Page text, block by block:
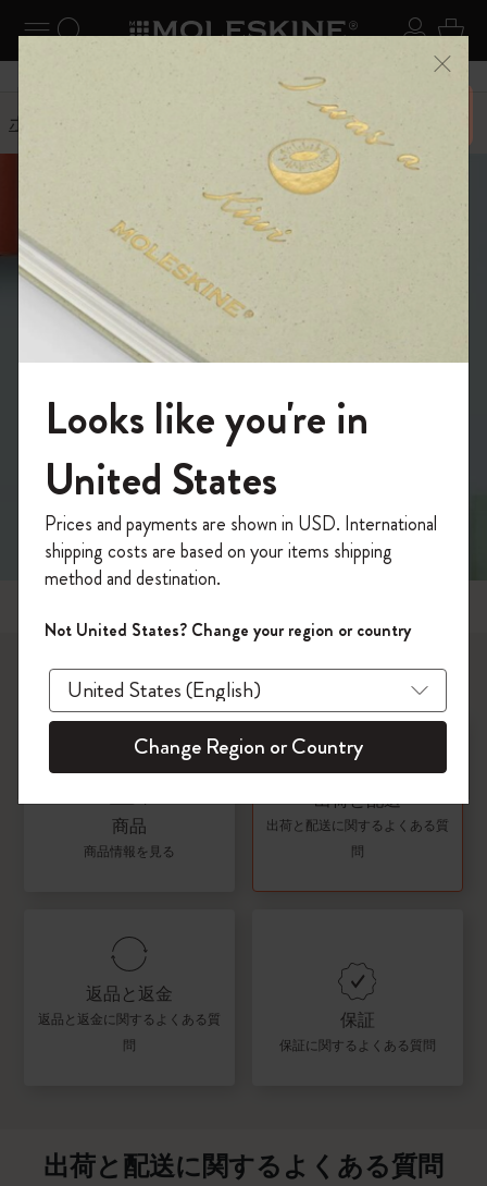
ナビゲーションの切替 ログ
検索 (キーワードなど) カ
6,500円以上のご購入で送料無料 メニ
ーを閉じる
ホーム
こんにちは。どの
ようなご用件でし
ょうか?
何について知りたいですか？
商品
商品情報を見る
出荷と配送
出荷と配送に関するよくある質
問
返品と返金
返品と返金に関するよくある質
問
保証
保証に関するよくある質問
出荷と配送に関するよくある質問
モレスキンの世界へようこそ
「WELCOME10」を入力すると、初回注
文が10%オフ＋送料無料になります。セ
ール・アウトレット品は適用外。
Moleskineアカウントを作成して限定オフ
ァーや会員特典、さらに多くのインスピ
レーションを手に入れましょう。
今すぐ会員登録 !
Looks like you're in
United States
Prices and payments are shown in USD. International
shipping costs are based on your items shipping
method and destination.
Not United States? Change your region or country
Change Region or Country